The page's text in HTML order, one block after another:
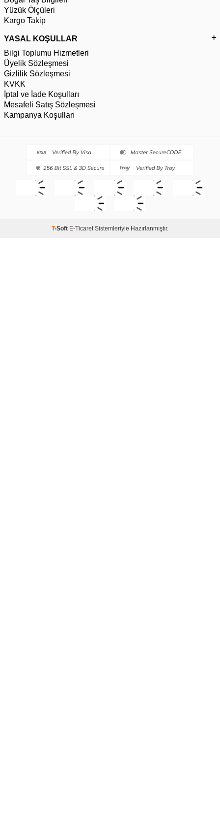
Yüzük Ölçüleri
Kargo Takip
YASAL KOŞULLAR
Bilgi Toplumu Hizmetleri
Üyelik Sözleşmesi
Gizlilik Sözleşmesi
KVKK
İptal ve İade Koşulları
Mesafeli Satış Sözleşmesi
Kampanya Koşulları
T-Soft E-Ticaret Sistemleriyle Hazırlanmıştır.